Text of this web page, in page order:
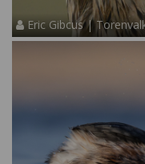
Eric Gibcus |